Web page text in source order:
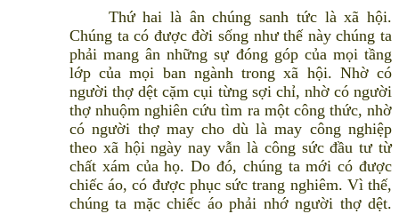
Thứ hai là ân chúng sanh tức là xã hội.
Chúng ta có được đời sống như thế này chúng ta
phải mang ân những sự đóng góp của mọi tầng
lớp của mọi ban ngành trong xã hội. Nhờ có
người thợ dệt cặm cụi từng sợi chỉ, nhờ có người
thợ nhuộm nghiên cứu tìm ra một công thức, nhờ
có người thợ may cho dù là may công nghiệp
theo xã hội ngày nay vẫn là công sức đầu tư từ
chất xám của họ. Do đó, chúng ta mới có được
chiếc áo, có được phục sức trang nghiêm. Vì thế,
chúng ta mặc chiếc áo phải nhớ người thợ dệt.